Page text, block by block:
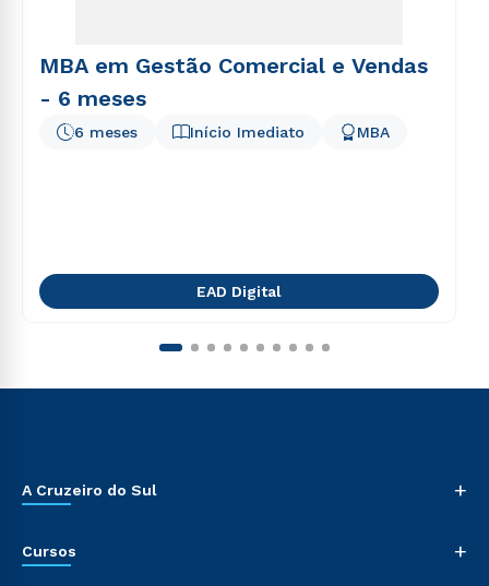
MBA em Gestão Comercial e Vendas
- 6 meses
Início Imediato
6 meses MBA
EAD Digital
A Cruzeiro do Sul +
Cursos +